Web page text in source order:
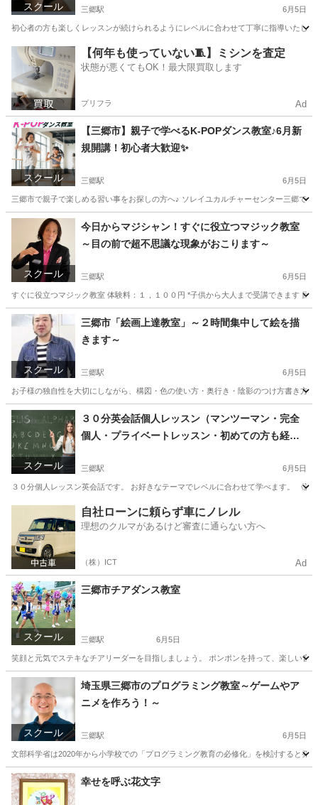
スクール 三郷駅 6月5日
初心者の方も楽しくレッスンが続けられるようにレベルに合わせて丁寧に指導いた
埼玉 三郷市 三郷駅 ピアノ クラス
【何年も使っていない🧵】ミシンを査定
状態が悪くてもOK！最大限買取します
プリフラ Ad
スクール
【三郷市】親子で学べるK-POPダンス教室♪6月新
規開講！初心者大歓迎✨
三郷駅 6月5日
三郷市で親子で楽しめる習い事をお探しの方へ♪ ソレイユカルチャーセンター三郷で
埼玉 三郷市 三郷駅 ダンス 親子
スクール
今日からマジシャン！すぐに役立つマジック教室
～目の前で超不思議な現象がおこります～
三郷駅 6月5日
すぐに役立つマジック教室 体験料：１，１００円 *子供から大人まで受講できます
埼玉 三郷市 三郷駅 その他 埼玉 三郷市 三郷中央駅
その他 マジシャン
スクール
三郷市「絵画上達教室」～２時間集中して絵を描
きます～
三郷駅 6月5日
お子様の独自性を大切にしながら、構図・色の使い方・奥行き・陰影のつけ方書き
埼玉 三郷市 三郷駅 絵画
スクール
３０分英会話個人レッスン（マンツーマン・完全
個人・プライベートレッスン・初めての方も経験
三郷駅 6月5日
３０分個人レッスン英会話です。 お好きなテーマでレベルに合わせて学べます。
三郷駅 英会話 個人
自社ローンに頼らず車にノレル
理想のクルマがあるけど審査に通らない方へ
（株）ICT Ad
スクール
三郷市チアダンス教室
三郷駅 6月5日
笑顔と元気でステキなチアリーダーを目指しましょう。 ポンポンを持って、楽し
埼玉 三郷市 三郷駅 その他 チアダンス
スクール
埼玉県三郷市のプログラミング教室～ゲームやア
ニメを作ろう！～
三郷駅 6月5日
文部科学省は2020年から小学校での「プログラミング教育の必修化」を検討すると
埼玉 三郷市 三郷駅 プログラミング
幸せを呼ぶ花文字